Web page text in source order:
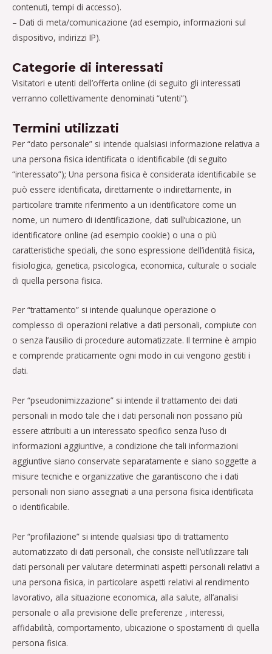
contenuti, tempi di accesso).
– Dati di meta/comunicazione (ad esempio, informazioni sul
dispositivo, indirizzi IP).
Categorie di interessati
Visitatori e utenti dell’offerta online (di seguito gli interessati
verranno collettivamente denominati “utenti”).
Termini utilizzati
Per “dato personale” si intende qualsiasi informazione relativa a
una persona fisica identificata o identificabile (di seguito
“interessato”); Una persona fisica è considerata identificabile se
può essere identificata, direttamente o indirettamente, in
particolare tramite riferimento a un identificatore come un
nome, un numero di identificazione, dati sull’ubicazione, un
identificatore online (ad esempio cookie) o una o più
caratteristiche speciali, che sono espressione dell’identità fisica,
fisiologica, genetica, psicologica, economica, culturale o sociale
di quella persona fisica.
Per “trattamento” si intende qualunque operazione o
complesso di operazioni relative a dati personali, compiute con
o senza l’ausilio di procedure automatizzate. Il termine è ampio
e comprende praticamente ogni modo in cui vengono gestiti i
dati.
Per “pseudonimizzazione” si intende il trattamento dei dati
personali in modo tale che i dati personali non possano più
essere attribuiti a un interessato specifico senza l’uso di
informazioni aggiuntive, a condizione che tali informazioni
aggiuntive siano conservate separatamente e siano soggette a
misure tecniche e organizzative che garantiscono che i dati
personali non siano assegnati a una persona fisica identificata
o identificabile.
Per “profilazione” si intende qualsiasi tipo di trattamento
automatizzato di dati personali, che consiste nell’utilizzare tali
dati personali per valutare determinati aspetti personali relativi a
una persona fisica, in particolare aspetti relativi al rendimento
lavorativo, alla situazione economica, alla salute, all’analisi
personale o alla previsione delle preferenze , interessi,
affidabilità, comportamento, ubicazione o spostamenti di quella
persona fisica.